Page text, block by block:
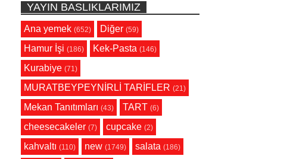
YAYIN BASLIKLARIMIZ
Ana yemek (652) Diğer (59)
Hamur İşi (186) Kek-Pasta (146)
Kurabiye (71)
MURATBEYPEYNİRLİ TARİFLER (21)
Mekan Tanıtımları (43) TART (6)
cheesecakeler (7) cupcake (2)
kahvaltı (110) new (1749) salata (186)